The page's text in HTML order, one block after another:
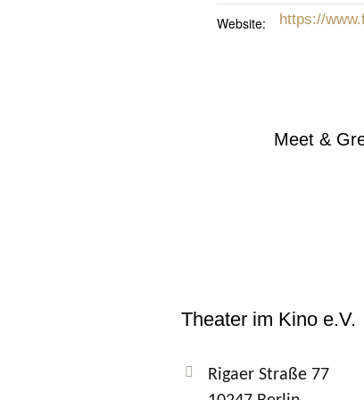
Website: https://
Meet &
Theater im Kino e.V.
Rigaer Straße 77